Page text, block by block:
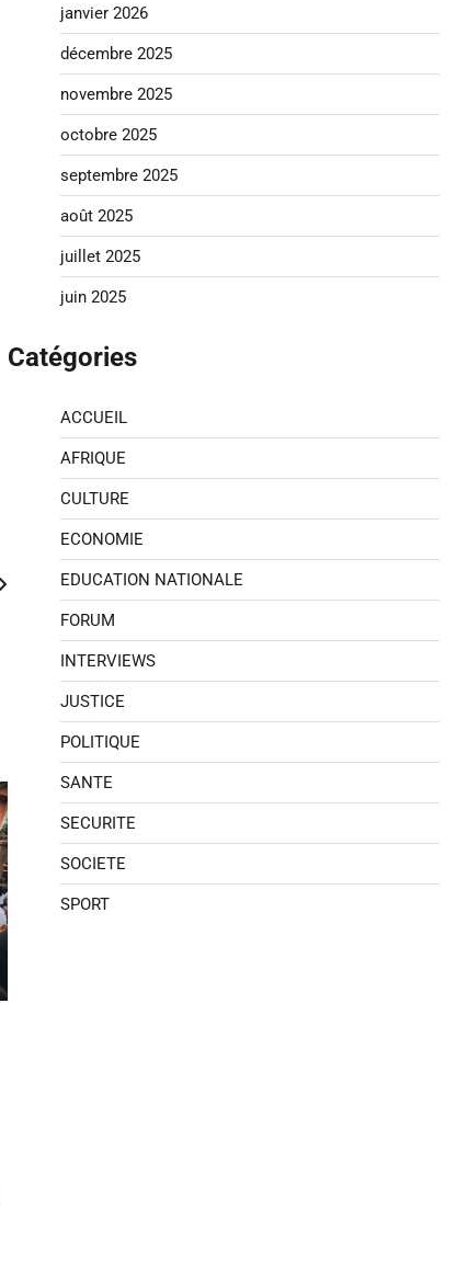
janvier 2026
décembre 2025
novembre 2025
octobre 2025
septembre 2025
août 2025
juillet 2025
juin 2025
Catégories
ACCUEIL
AFRIQUE
CULTURE
ECONOMIE
EDUCATION NATIONALE
FORUM
INTERVIEWS
JUSTICE
POLITIQUE
SANTE
SECURITE
SOCIETE
SPORT